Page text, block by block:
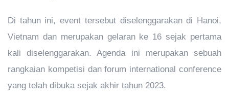
Di tahun ini, event tersebut diselenggarakan di Hanoi,
Vietnam dan merupakan gelaran ke 16 sejak pertama
kali diselenggarakan. Agenda ini merupakan sebuah
rangkaian kompetisi dan forum international conference
yang telah dibuka sejak akhir tahun 2023.